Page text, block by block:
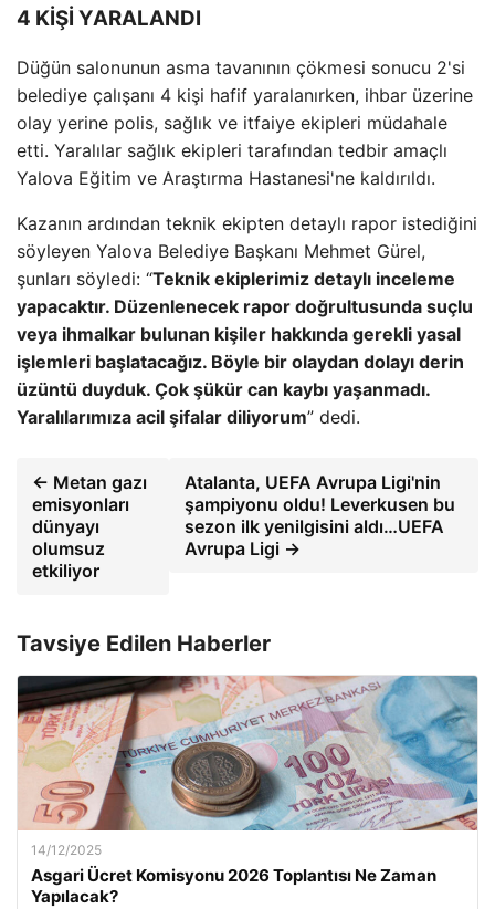
4 KİŞİ YARALANDI
Düğün salonunun asma tavanının çökmesi sonucu 2'si
belediye çalışanı 4 kişi hafif yaralanırken, ihbar üzerine
olay yerine polis, sağlık ve itfaiye ekipleri müdahale
etti. Yaralılar sağlık ekipleri tarafından tedbir amaçlı
Yalova Eğitim ve Araştırma Hastanesi'ne kaldırıldı.
Kazanın ardından teknik ekipten detaylı rapor istediğini
söyleyen Yalova Belediye Başkanı Mehmet Gürel,
şunları söyledi: “Teknik ekiplerimiz detaylı inceleme
yapacaktır. Düzenlenecek rapor doğrultusunda suçlu
veya ihmalkar bulunan kişiler hakkında gerekli yasal
işlemleri başlatacağız. Böyle bir olaydan dolayı derin
üzüntü duyduk. Çok şükür can kaybı yaşanmadı.
Yaralılarımıza acil şifalar diliyorum” dedi.
← Metan gazı
emisyonları
dünyayı
olumsuz
etkiliyor
Atalanta, UEFA Avrupa Ligi'nin
şampiyonu oldu! Leverkusen bu
sezon ilk yenilgisini aldı…UEFA
Avrupa Ligi →
Tavsiye Edilen Haberler
14/12/2025
Asgari Ücret Komisyonu 2026 Toplantısı Ne Zaman
Yapılacak?